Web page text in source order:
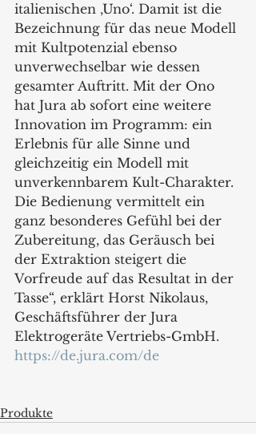
italienischen ‚Uno‘. Damit ist die
Bezeichnung für das neue Modell
mit Kultpotenzial ebenso
unverwechselbar wie dessen
gesamter Auftritt. Mit der Ono
hat Jura ab sofort eine weitere
Innovation im Programm: ein
Erlebnis für alle Sinne und
gleichzeitig ein Modell mit
unverkennbarem Kult-Charakter.
Die Bedienung vermittelt ein
ganz besonderes Gefühl bei der
Zubereitung, das Geräusch bei
der Extraktion steigert die
Vorfreude auf das Resultat in der
Tasse“, erklärt Horst Nikolaus,
Geschäftsführer der Jura
Elektrogeräte Vertriebs-GmbH.
https://de.jura.com/de
Produkte